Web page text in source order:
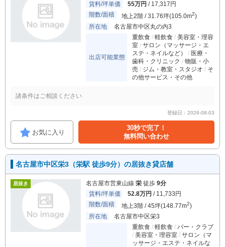
賃料/坪単価
55万円 / 17,317円
階数/面積
地上2階 / 31.76坪(105.0m2)
所在地
名古屋市中区丸の内3
出店可能業態
重飲食 軽飲食
美容室・理容
室
サロン（マッサージ・エ
ステ・ネイルなど）
医療・
歯科・クリニック
物販・小
売
ジム・教室・スタジオ
そ
の他サービス・その他
諸条件はご相談ください
登録日：2026-08-03
お気に入り
30秒で完了！
無料問い合わせ
名古屋市中区栄3（栄駅 徒歩9分）の居抜き貸店舗
居抜き 名古屋市営東山線 栄 徒歩 9分
賃料/坪単価
52.8万円 / 11,733円
階数/面積
地上3階 / 45坪(148.77m2)
所在地
名古屋市中区栄3
重飲食 軽飲食
バー・クラブ
美容室・理容室
サロン（マ
ッサージ・エステ・ネイルな